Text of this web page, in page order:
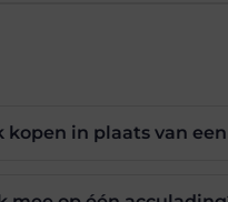
in plaats van